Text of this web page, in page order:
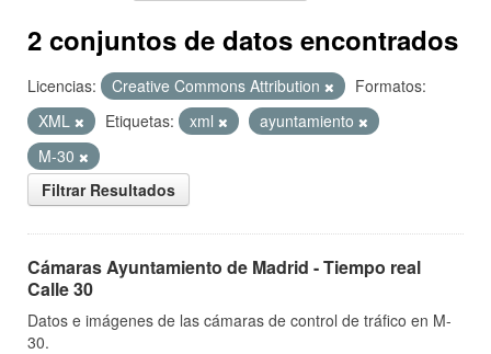
2 conjuntos de datos encontrados
Licencias: Creative Commons Attribution
Formatos:
XML
Etiquetas: xml
ayuntamiento
M-30
Filtrar Resultados
Cámaras Ayuntamiento de Madrid - Tiempo real
Calle 30
Datos e imágenes de las cámaras de control de tráfico en M-
30.